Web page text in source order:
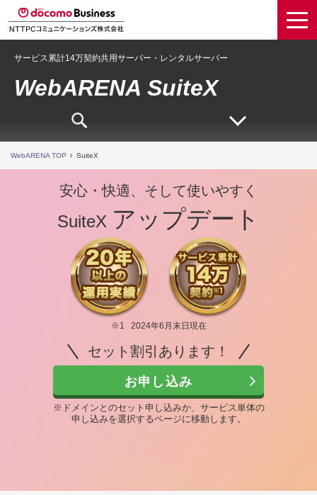
サービス累計14万契約共用サーバー・レンタルサーバー
WebARENA SuiteX
WebARENA TOP SuiteX
安心・快適、そして使いやすく
SuiteX アップデート
※1 2024年6月末日現在
セット割引あります！
お申し込み
※ドメインとのセット申し込みか、サービス単体の
申し込みを選択するページに移動します。